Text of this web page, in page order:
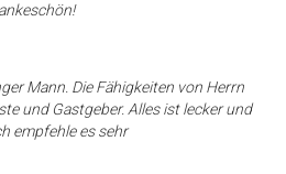
Mann. Die Fähigkeiten von Herrn
und Gastgeber. Alles ist lecker und
empfehle es sehr